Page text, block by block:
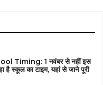
Timing: 1 नवंबर से नहीं इस
है स्कूल का टाइम, यहां से जाने पूरी